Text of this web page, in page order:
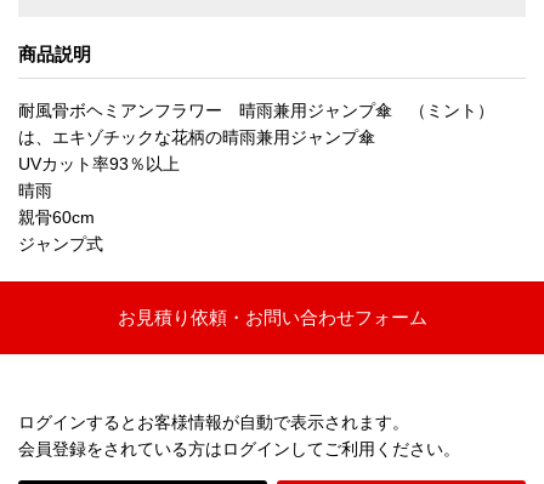
商品説明
耐風骨ボヘミアンフラワー 晴雨兼用ジャンプ傘 （ミント）
は、エキゾチックな花柄の晴雨兼用ジャンプ傘
UVカット率93％以上
晴雨
親骨60cm
ジャンプ式
お見積り依頼・お問い合わせフォーム
ログインするとお客様情報が自動で表示されます。
会員登録をされている方はログインしてご利用ください。